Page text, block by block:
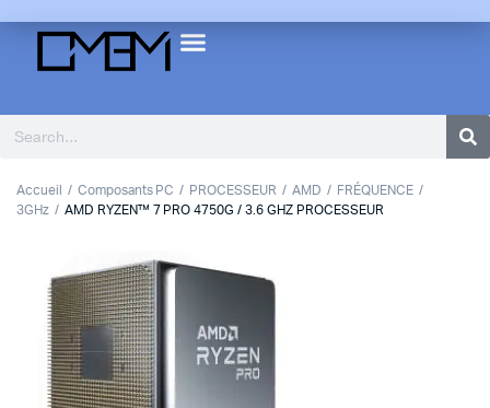
Accueil Composants PC PROCESSEUR AMD
FRÉQUENCE
3GHz
AMD RYZEN™ 7 PRO 4750G / 3.6 GHZ PROCESSEUR